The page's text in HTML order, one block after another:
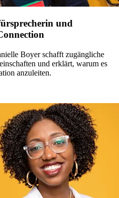
und
Boyer schafft zugängliche
und erklärt, warum es
anzuleiten.